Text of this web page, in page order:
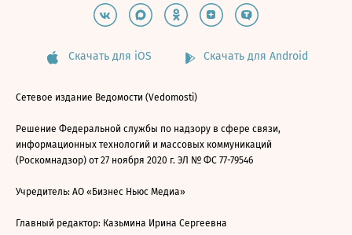
Скачать для iOS Скачать для Android
Сетевое издание Ведомости (Vedomosti)
Решение Федеральной службы по надзору в сфере связи,
информационных технологий и массовых коммуникаций
(Роскомнадзор) от 27 ноября 2020 г. ЭЛ № ФС 77-79546
Учредитель: АО «Бизнес Ньюс Медиа»
Главный редактор: Казьмина Ирина Сергеевна